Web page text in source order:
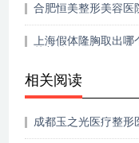
合肥恒美整形美容医
上海假体隆胸取出哪
相关阅读
成都玉之光医疗整形